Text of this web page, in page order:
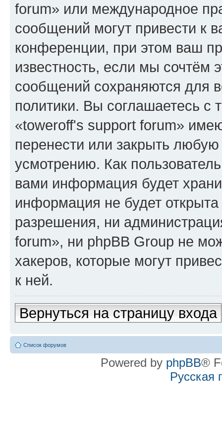
forum» или международное
сообщений могут привести к
конференции, при этом ваш
известность, если мы сочтём
сообщений сохраняются для
политики. Вы соглашаетесь
«toweroff's support forum»
перенести или закрыть
усмотрению. Как
вами информация будет
информация не будет
разрешения, ни
forum», ни phpBB Group не
хакеров, которые могут
к ней.
Вернуться на страницу входа
Список форумов
Powered by phpBB®
Русская